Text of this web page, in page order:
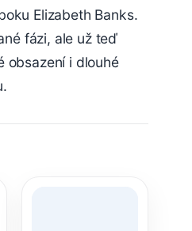
Elizabeth Banks.
fázi, ale už teď
obsazení i dlouhé